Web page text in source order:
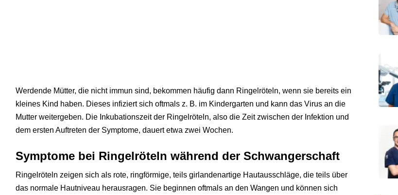
Werdende Mütter, die nicht immun sind, bekommen häufig dann Ringelröteln, wenn sie bereits ein
kleines Kind haben. Dieses infiziert sich oftmals z. B. im Kindergarten und kann das Virus an die
Mutter weitergeben. Die Inkubationszeit der Ringelröteln, also die Zeit zwischen der Infektion und
dem ersten Auftreten der Symptome, dauert etwa zwei Wochen.
Symptome bei Ringelröteln während der Schwangerschaft
Ringelröteln zeigen sich als rote, ringförmige, teils girlandenartige Hautausschläge, die teils über
das normale Hautniveau herausragen. Sie beginnen oftmals an den Wangen und können sich